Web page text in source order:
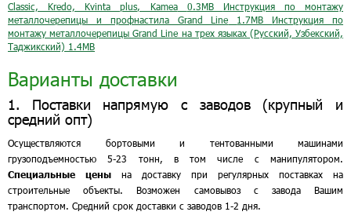
Classic, Kredo, Kvinta plus, Kamea
0.3MB Инструкция по монтажу
металлочерепицы и профнастила Grand Line
1.7MBИнструкция по
монтажу металлочерепицы Grand Line на трех языках (Русский, Узбекский,
Таджикский) 1.4MB
Варианты доставки
1. Поставки напрямую с заводов (крупный и
средний опт)
Осуществляются бортовыми и тентованными машинами
грузоподъемностью 5-23 тонн, в том числе с манипулятором.
Специальные цены на доставку при регулярных поставках на
строительные объекты. Возможен самовывоз с завода Вашим
транспортом. Средний срок доставки с заводов 1-2 дня.